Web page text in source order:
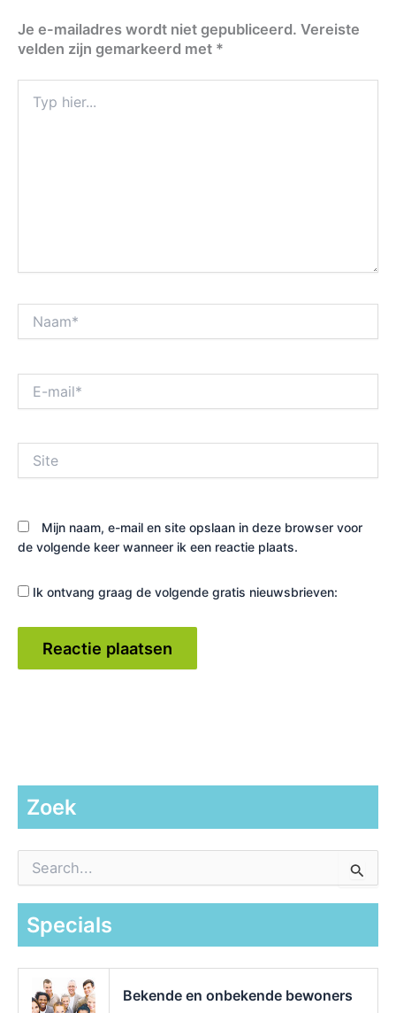
Je e-mailadres wordt niet gepubliceerd. Vereiste
velden zijn gemarkeerd met *
hier...
mail*
Mijn naam, e-mail en site opslaan in deze browser voor
de volgende keer wanneer ik een reactie plaats.
Ik ontvang graag de volgende gratis nieuwsbrieven:
Zoek
a
Specials
Bekende en onbekende bewoners